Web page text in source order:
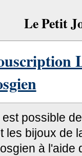
Le Petit
est possible
les bijoux de
à l'aide